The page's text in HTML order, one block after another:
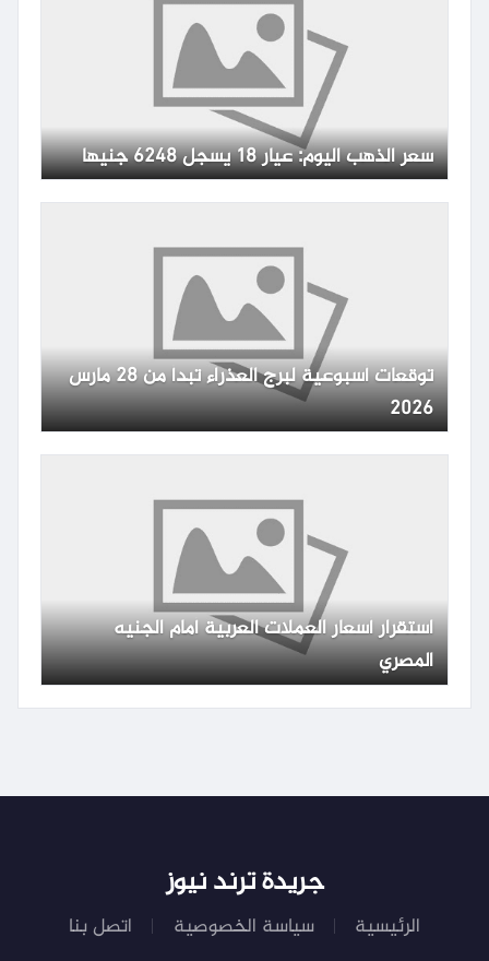
سعر الذهب اليوم: عيار 18 يسجل 6248 جنيها
توقعات أسبوعية لبرج العذراء تبدأ من 28 مارس
2026
استقرار أسعار العملات العربية أمام الجنيه
المصري
جريدة ترند نيوز
الرئيسية سياسة الخصوصية اتصل بنا